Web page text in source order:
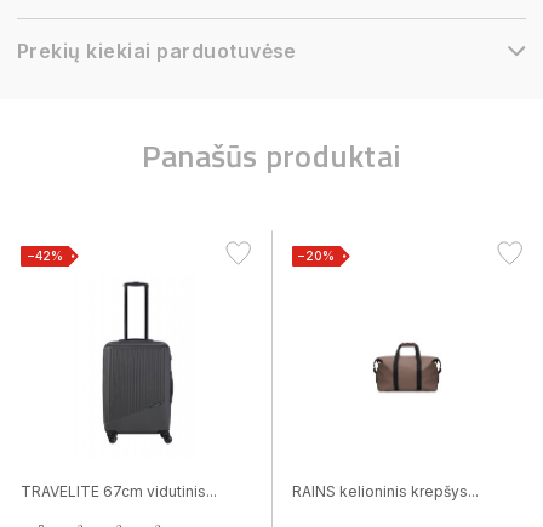
Prekių kiekiai parduotuvėse
Panašūs produktai
−42%
TRAVELITE 67cm vidutinis...
−20%
RAINS kelioninis krepšys...